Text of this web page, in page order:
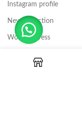
Instagram profile
New Collection
Woman Dress